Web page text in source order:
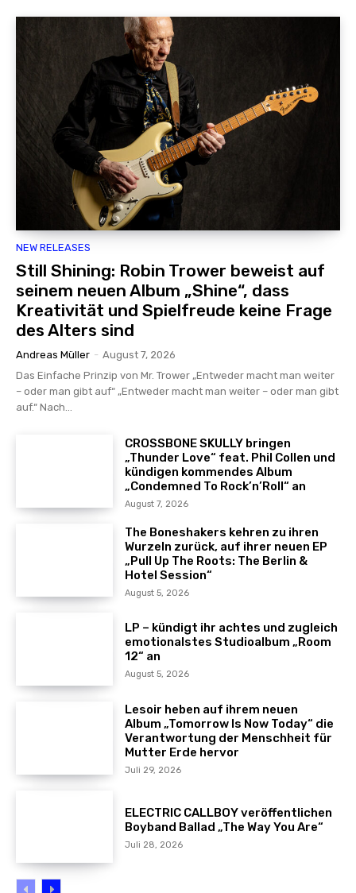
NEW RELEASES
Still Shining: Robin Trower beweist auf
seinem neuen Album „Shine“, dass
Kreativität und Spielfreude keine Frage
des Alters sind
Andreas Müller - August 7, 2026
Das Einfache Prinzip von Mr. Trower „Entweder macht man weiter
– oder man gibt auf“ „Entweder macht man weiter – oder man gibt
auf.“ Nach...
CROSSBONE SKULLY bringen
„Thunder Love“ feat. Phil Collen und
kündigen kommendes Album
„Condemned To Rock’n’Roll“ an
August 7, 2026
The Boneshakers kehren zu ihren
Wurzeln zurück, auf ihrer neuen EP
„Pull Up The Roots: The Berlin &
Hotel Session“
August 5, 2026
LP – kündigt ihr achtes und zugleich
emotionalstes Studioalbum „Room
12“ an
August 5, 2026
Lesoir heben auf ihrem neuen
Album „Tomorrow Is Now Today“ die
Verantwortung der Menschheit für
Mutter Erde hervor
Juli 29, 2026
ELECTRIC CALLBOY veröffentlichen
Boyband Ballad „The Way You Are“
Juli 28, 2026